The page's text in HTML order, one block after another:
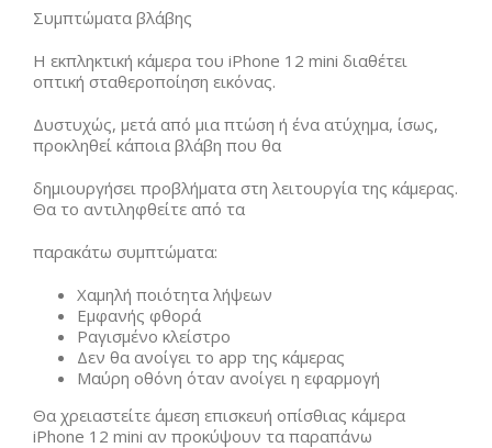
Συμπτώματα βλάβης
Η εκπληκτική κάμερα του iPhone 12 mini διαθέτει
οπτική σταθεροποίηση εικόνας.
Δυστυχώς, μετά από μια πτώση ή ένα ατύχημα, ίσως,
προκληθεί κάποια βλάβη που θα
δημιουργήσει προβλήματα στη λειτουργία της κάμερας.
Θα το αντιληφθείτε από τα
παρακάτω συμπτώματα:
Χαμηλή ποιότητα λήψεων
Εμφανής φθορά
Ραγισμένο κλείστρο
Δεν θα ανοίγει το app της κάμερας
Μαύρη οθόνη όταν ανοίγει η εφαρμογή
Θα χρειαστείτε άμεση επισκευή οπίσθιας κάμερα
iPhone 12 mini αν προκύψουν τα παραπάνω